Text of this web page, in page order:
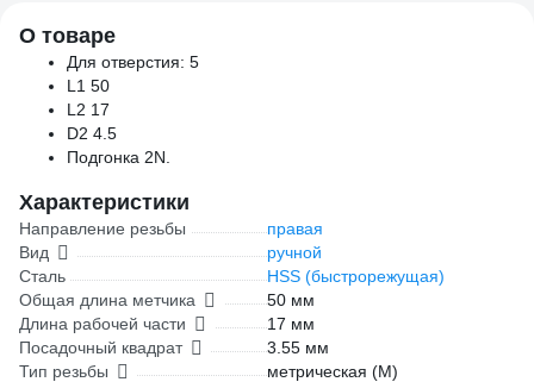
О товаре
Для отверстия: 5
L1 50
L2 17
D2 4.5
Подгонка 2N.
Характеристики
Направление резьбы
правая
Вид
ручной
Сталь
HSS (быстрорежущая)
Общая длина метчика
50 мм
Длина рабочей части
17 мм
Посадочный квадрат
3.55 мм
Тип резьбы
метрическая (М)